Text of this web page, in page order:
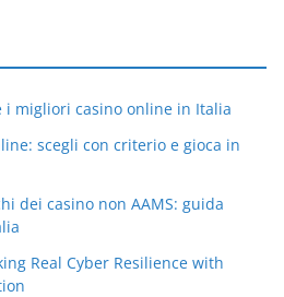
i migliori casino online in Italia
scegli con criterio e gioca in
dei casino non AAMS: guida
Real Cyber Resilience with